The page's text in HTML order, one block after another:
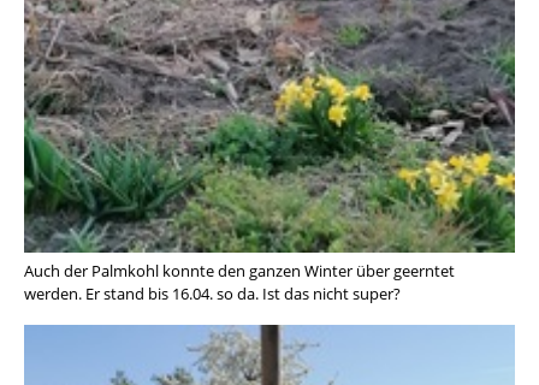
Auch der Palmkohl konnte den ganzen Winter über geerntet
werden. Er stand bis 16.04. so da. Ist das nicht super?